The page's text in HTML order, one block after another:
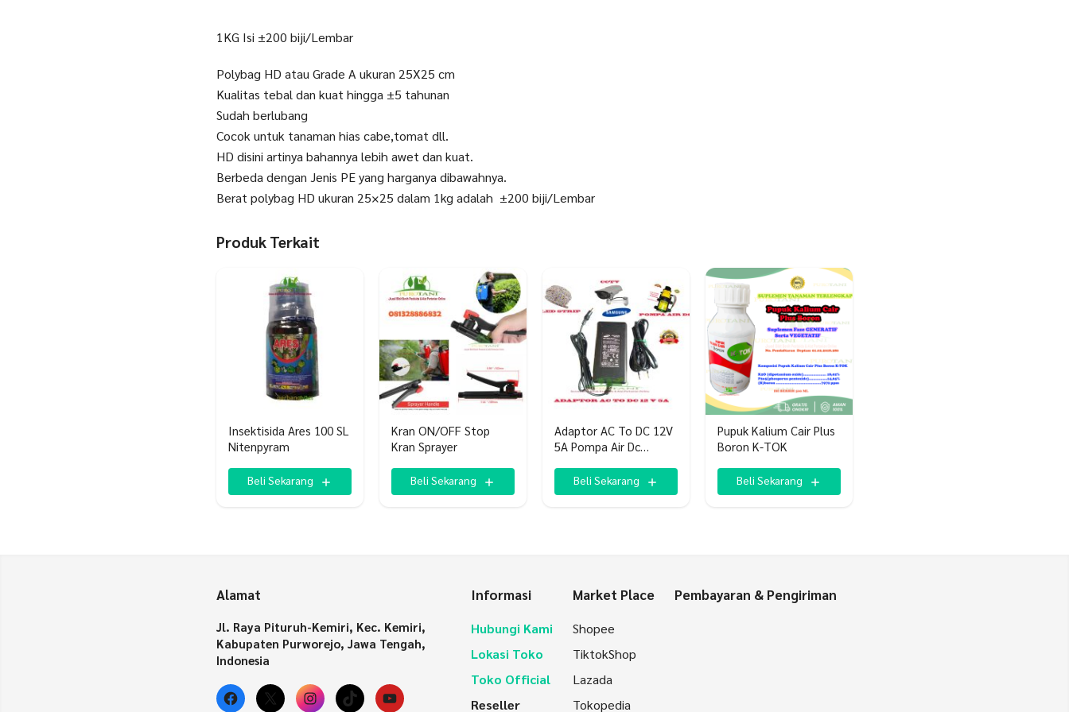
1KG Isi ±200 biji/Lembar
Polybag HD atau Grade A ukuran 25X25 cm
Kualitas tebal dan kuat hingga ±5 tahunan
Sudah berlubang
Cocok untuk tanaman hias cabe,tomat dll.
HD disini artinya bahannya lebih awet dan kuat.
Berbeda dengan Jenis PE yang harganya dibawahnya.
Berat polybag HD ukuran 25×25 dalam 1kg adalah ±200 biji/Lembar
Produk Terkait
Insektisida Ares 100 SL
Nitenpyram
Beli Sekarang
Kran ON/OFF Stop
Kran Sprayer
Beli Sekarang
Adaptor AC To DC 12V
5A Pompa Air Dc
Beli Sekarang
Pupuk Kalium Cair Plus
Boron K-TOK
Beli Sekarang
Alamat
Jl. Raya Pituruh-Kemiri, Kec. Kemiri,
Kabupaten Purworejo, Jawa Tengah,
Indonesia
Facebook
X Instagram
TikTokYouTube
Informasi
Hubungi Kami
Lokasi Toko
Toko Official
Reseller
Market Place
Shopee
TiktokShop
Lazada
Tokopedia
Pembayaran & Pengiriman